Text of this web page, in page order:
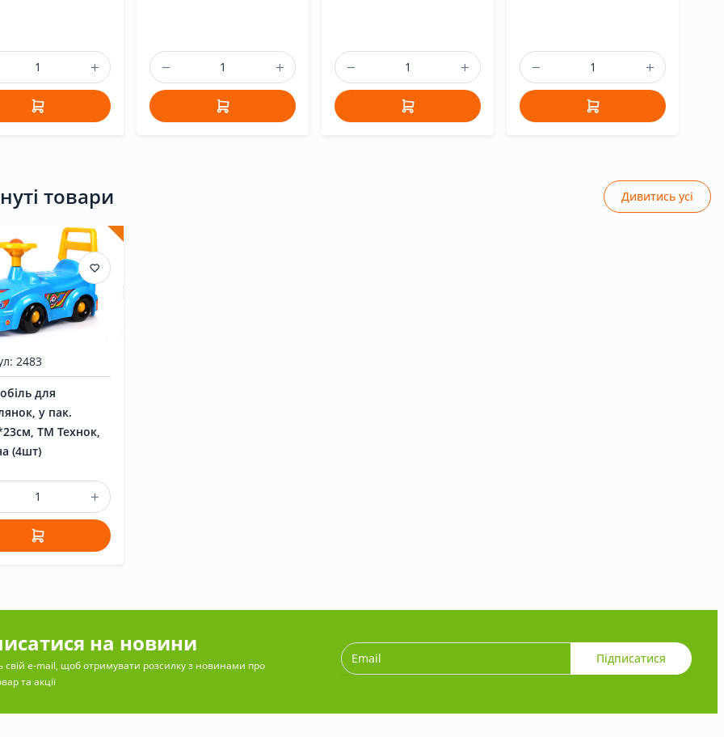
товари Дивитись усі
2483
для
у пак.
ТМ Технок,
(4шт)
на новини
свій e-mail, щоб отримувати розсилку з новинами про
та акції
Підписатися